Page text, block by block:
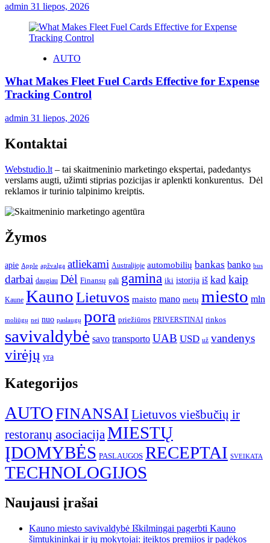
admin 31 liepos, 2026
AUTO
What Makes Fleet Fuel Cards Effective for Expense
Tracking Control
admin 31 liepos, 2026
Kontaktai
Webstudio.lt – tai skaitmeninio marketingo ekspertai, padedantys
verslams augti, užimti stiprias pozicijas ir aplenkti konkurentus. Dėl
reklamos ir turinio talpinimo kreiptis.
Žymos
apie Apple apžvalga atliekami Australijoje automobilių bankas banko bus
darbai daugiau Dėl Finansų gali gamina iki istorija iš kad kaip
Kaune KaunoLietuvos maisto mano metų miesto mln
moliūgų nei nuo paslaugų pora priežiūros PRIVERSTINAI rinkos
savivaldybė savo transporto UAB USD už vandenys
virėjų yra
Kategorijos
AUTOFINANSAI Lietuvos viešbučių ir
restoranų asociacijaMIESTŲ
ĮDOMYBĖS PASLAUGOS RECEPTAI SVEIKATA
TECHNOLOGIJOS
Naujausi įrašai
Kauno miesto savivaldybė Iškilmingai pagerbti Kauno
šimtukininkai ir jų mokytojai: įteiktos premijos ir padėkos